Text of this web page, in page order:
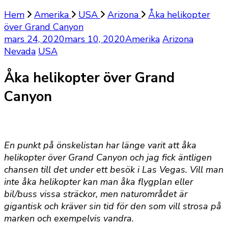
Hem
Amerika USA Arizona
Åka helikopter
över Grand Canyon
mars 24, 2020mars 10, 2020Amerika Arizona
Nevada USA
Åka helikopter över Grand
Canyon
En punkt på önskelistan har länge varit att åka
helikopter över Grand Canyon och jag fick äntligen
chansen till det under ett besök i Las Vegas. Vill man
inte åka helikopter kan man åka flygplan eller
bil/buss vissa sträckor, men naturområdet är
gigantisk och kräver sin tid för den som vill strosa på
marken och exempelvis vandra.